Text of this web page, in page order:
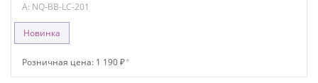
A: NQ-BB-LC-201
Новинка
Розничная цена: 1 190 ₽*